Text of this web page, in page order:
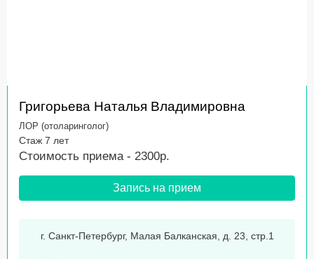
Григорьева Наталья Владимировна
ЛОР (отоларинголог)
Стаж 7 лет
Стоимость приема - 2300р.
Запись на прием
г. Санкт-Петербург, Малая Балканская, д. 23, стр.1